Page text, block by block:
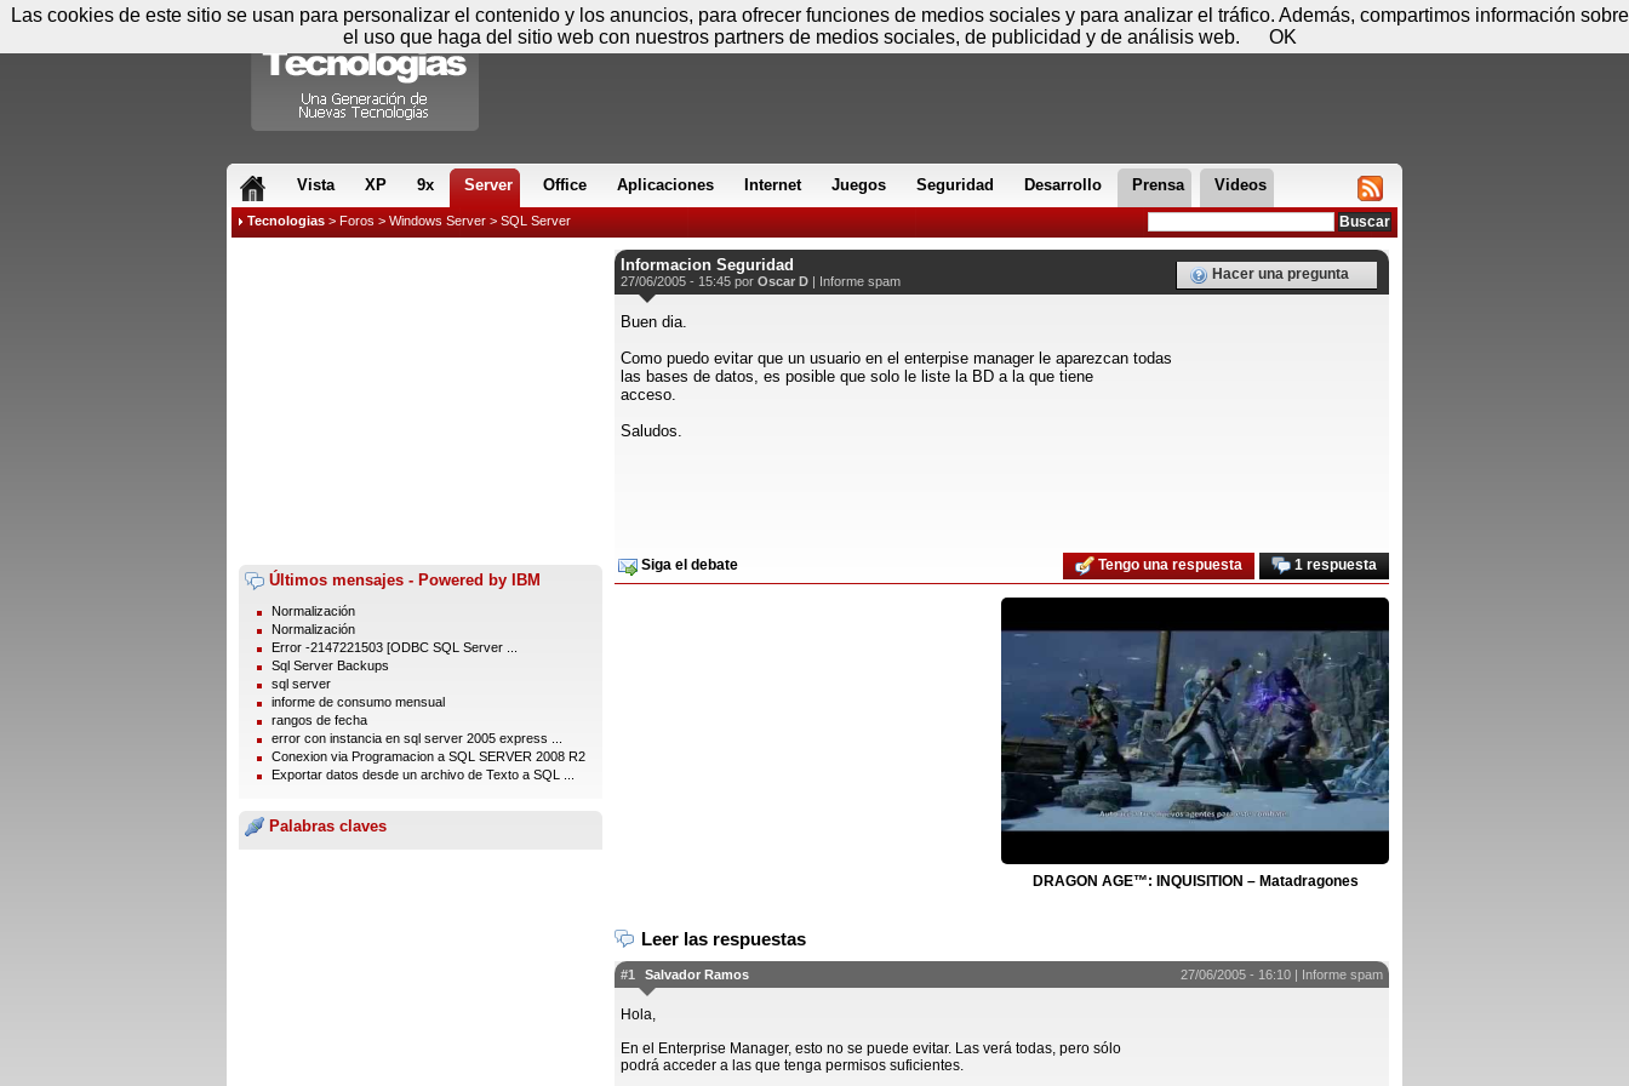
Vista XP 9x Server Office Aplicaciones Internet Juegos Seguridad Desarrollo Prensa Videos
Tecnologias > Foros > Windows Server > SQL Server
Últimos mensajes - Powered by IBM
Normalización
Normalización
Error -2147221503 [ODBC SQL Server ...
Sql Server Backups
sql server
informe de consumo mensual
rangos de fecha
error con instancia en sql server 2005 express ...
Conexion via Programacion a SQL SERVER 2008 R2
Exportar datos desde un archivo de Texto a SQL ...
Palabras claves
Informacion Seguridad
27/06/2005 - 15:45 por Oscar D | Informe spam Hacer una pregunta
Buen dia.
Como puedo evitar que un usuario en el enterpise manager le aparezcan todas
las bases de datos, es posible que solo le liste la BD a la que tiene
acceso.
Saludos.
Siga el debate 1 respuesta
Tengo una respuesta
DRAGON AGE™: INQUISITION – Matadragones
Leer las respuestas
#1 Salvador Ramos 27/06/2005 - 16:10 | Informe spam
Hola,
En el Enterprise Manager, esto no se puede evitar. Las verá todas, pero sólo
podrá acceder a las que tenga permisos suficientes.
Viernes 07 de agosto - 23:47 Registrar Conectar
Las cookies de este sitio se usan para personalizar el contenido y los anuncios, para ofrecer funciones de medios sociales y para analizar el tráfico. Además, compartimos información sobre
el uso que haga del sitio web con nuestros partners de medios sociales, de publicidad y de análisis web.
OK